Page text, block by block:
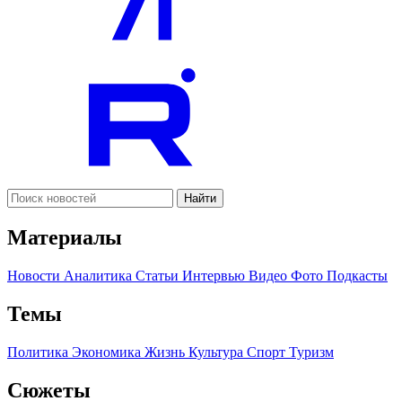
Найти
Материалы
Новости Аналитика Статьи Интервью Видео Фото Подкасты
Темы
Политика Экономика Жизнь Культура Спорт Туризм
Сюжеты